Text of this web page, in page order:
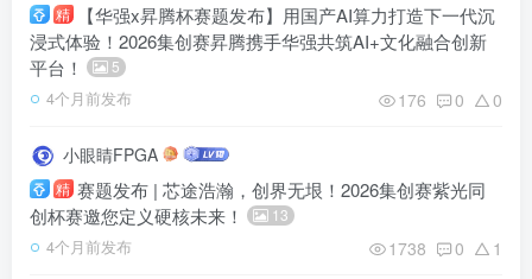
精
【华强x昇腾杯赛题发布】用国产AI算力打造下一代沉
浸式体验！2026集创赛昇腾携手华强共筑AI+文化融合创新
平台！
5
4个月前发布 176 0 0
小眼睛FPGA
精 赛题发布 | 芯途浩瀚，创界无垠！2026集创赛紫光同
创杯赛邀您定义硬核未来！
13
4个月前发布 1738 0 1